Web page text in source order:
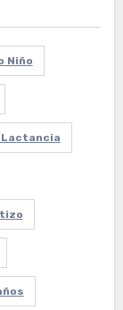
Niño
Lactancia